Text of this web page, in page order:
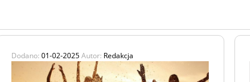
Dodano: 01-02-2025Autor: Redakcja